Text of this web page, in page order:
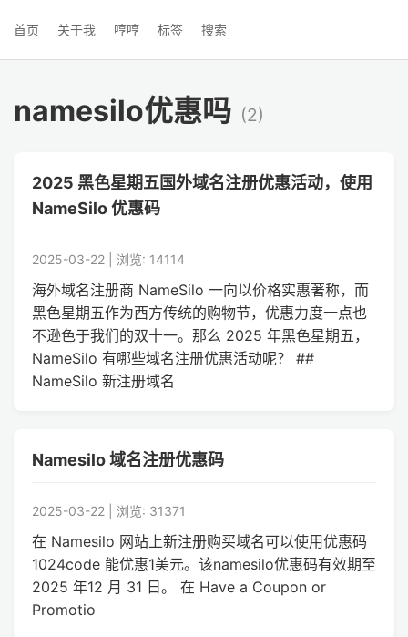
首页 关于我 哼哼 标签 搜索
namesilo优惠吗 (2)
2025 黑色星期五国外域名注册优惠活动，使用
NameSilo 优惠码
2025-03-22 | 浏览: 14114
海外域名注册商 NameSilo 一向以价格实惠著称，而
黑色星期五作为西方传统的购物节，优惠力度一点也
不逊色于我们的双十一。那么 2025 年黑色星期五，
NameSilo 有哪些域名注册优惠活动呢？ ##
NameSilo 新注册域名
Namesilo 域名注册优惠码
2025-03-22 | 浏览: 31371
在 Namesilo 网站上新注册购买域名可以使用优惠码
1024code 能优惠1美元。该namesilo优惠码有效期至
2025 年12 月 31 日。 在 Have a Coupon or
Promotio